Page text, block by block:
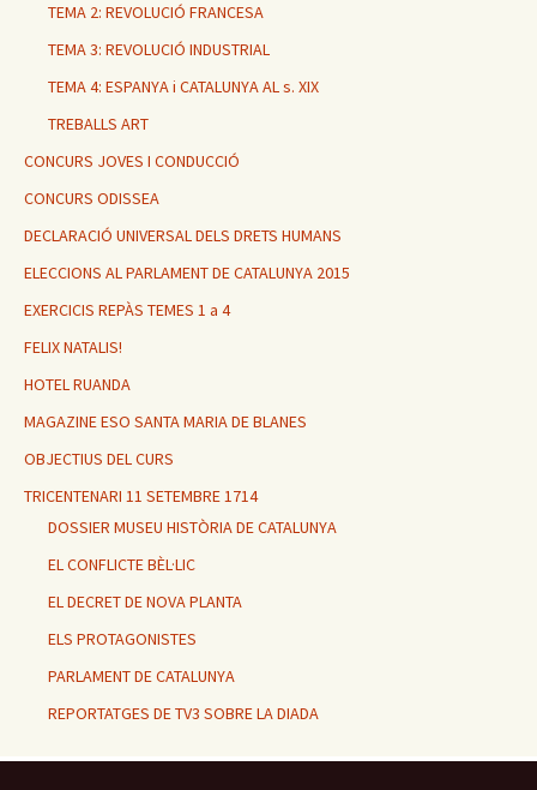
TEMA 2: REVOLUCIÓ FRANCESA
TEMA 3: REVOLUCIÓ INDUSTRIAL
TEMA 4: ESPANYA i CATALUNYA AL s. XIX
TREBALLS ART
CONCURS JOVES I CONDUCCIÓ
CONCURS ODISSEA
DECLARACIÓ UNIVERSAL DELS DRETS HUMANS
ELECCIONS AL PARLAMENT DE CATALUNYA 2015
EXERCICIS REPÀS TEMES 1 a 4
FELIX NATALIS!
HOTEL RUANDA
MAGAZINE ESO SANTA MARIA DE BLANES
OBJECTIUS DEL CURS
TRICENTENARI 11 SETEMBRE 1714
DOSSIER MUSEU HISTÒRIA DE CATALUNYA
EL CONFLICTE BÈL·LIC
EL DECRET DE NOVA PLANTA
ELS PROTAGONISTES
PARLAMENT DE CATALUNYA
REPORTATGES DE TV3 SOBRE LA DIADA